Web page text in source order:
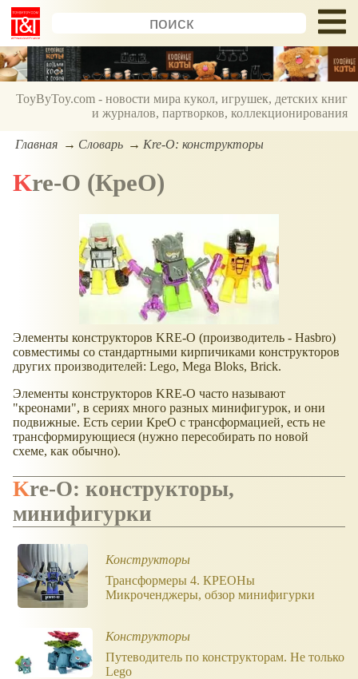
ToyByToy.com - новости мира кукол, игрушек, детских книг
и журналов, партворков, коллекционирования
Главная Словарь Kre-O: конструкторы
Kre-O (КреО)
Элементы конструкторов KRE-O (производитель - Hasbro)
совместимы со стандартными кирпичиками конструкторов
других производителей: Lego, Mega Bloks, Brick.
Элементы конструкторов KRE-O часто называют
"креонами", в сериях много разных минифигурок, и они
подвижные. Есть серии КреО с трансформацией, есть не
трансформирующиеся (нужно пересобирать по новой
схеме, как обычно).
Kre-O: конструкторы,
минифигурки
Конструкторы
Трансформеры 4. КРЕОНы
Микроченджеры, обзор минифигурки
Конструкторы
Путеводитель по конструкторам. Не только
Lego